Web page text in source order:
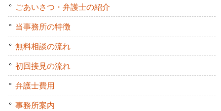
ごあいさつ・弁護士の紹介
当事務所の特徴
無料相談の流れ
初回接見の流れ
弁護士費用
事務所案内